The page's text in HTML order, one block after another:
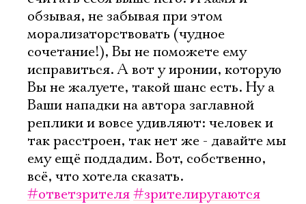
обзывая, не забывая при этом
морализаторствовать (чудное
сочетание!), Вы не поможете ему
исправиться. А вот у иронии, которую
Вы не жалуете, такой шанс есть. Ну а
Ваши нападки на автора заглавной
реплики и вовсе удивляют: человек и
так расстроен, так нет же - давайте мы
ему ещё поддадим. Вот, собственно,
всё, что хотела сказать.
#ответзрителя#зрителиругаются